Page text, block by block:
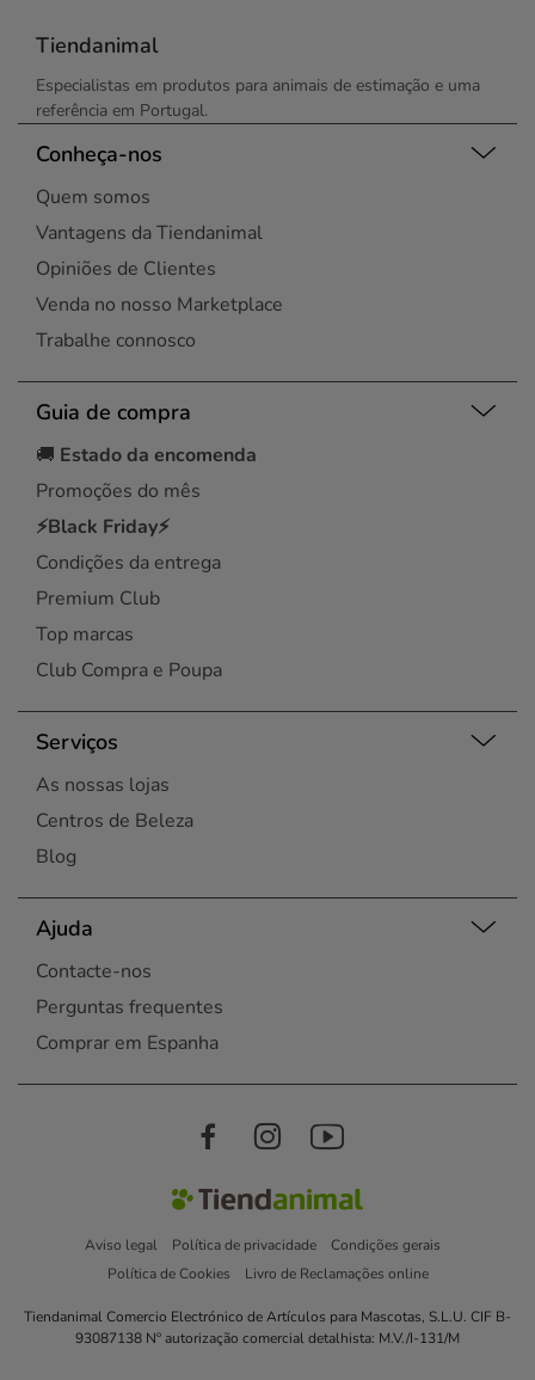
Tiendanimal
Especialistas em produtos para animais de estimação e uma
referência em Portugal.
Conheça-nos
Quem somos
Vantagens da Tiendanimal
Opiniões de Clientes
Venda no nosso Marketplace
Trabalhe connosco
Guia de compra
🚚 Estado da encomenda
Promoções do mês
⚡Black Friday⚡
Condições da entrega
Premium Club
Top marcas
Club Compra e Poupa
Serviços
As nossas lojas
Centros de Beleza
Blog
Ajuda
Contacte-nos
Perguntas frequentes
Comprar em Espanha
Aviso legal Política de privacidade
Condições gerais
Política de Cookies
Livro de Reclamações online
Tiendanimal Comercio Electrónico de Artículos para Mascotas, S.L.U. CIF B-
93087138 Nº autorização comercial detalhista: M.V./I-131/M